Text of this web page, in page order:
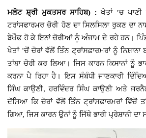
Giddarbaha
Railway Time Table
Lambi
Sri Muktsar Sahib News
Punjab
ਮਲੋਟ ਸ਼੍ਰੀ ਮੁਕਤਸਰ ਸਾਹਿਬ) : ਖੇਤਾਂ ’ਚ ਪਾਣੀ
ਟਰਾਂਸਫਾਰਮਰ ਚੋਰੀ ਹੋਣ ਦਾ ਸਿਲਸਿਲਾ ਰੁਕਣ ਦਾ
ਬੇਖੌਫ ਹੋ ਕੇ ਇਨਾਂ ਚੋਰੀਆਂ ਨੂੰ ਅੰਜਾਮ ਦੇ ਰਹੇ ਹਨ।
ਖੇਤਾਂ ’ਚੋਂ ਚੋਰਾਂ ਵੱਲੋਂ ਤਿੰਨ ਟ੍ਰਾਂਸਫ਼ਾਰਮਰਾਂ ਨੂੰ
ਤਾਂਬਾ ਚੋਰੀ ਕਰ ਲਿਆ। ਜਿਸ ਕਾਰਨ ਕਿਸਾਨਾਂ ਨੂੰ
ਕਰਨਾ ਪੈ ਰਿਹਾ ਹੈ। ਇਸ ਸੰਬੰਧੀ ਜਾਣਕਾਰੀ
ਸਿੰਘ ਕਾਉਣੀ,ਹਰਵਿੰਦਰ ਸਿੰਘ ਕਾਉਣੀ ਅਤੇ
ਦੱਸਿਆ ਕਿ ਚੋਰਾਂ ਵੱਲੋਂ ਤਿੰਨ ਟ੍ਰਾਂਸਫ਼ਾਰਮਰਾਂ ਵਿੱਚੋਂ
ਗਿਆ, ਜਿਸ ਕਾਰਨ ਉਨਾਂ ਨੂੰ ਜਿੱਥੇ ਭਾਰੀ ਪ੍ਰੇਸ਼ਾਨੀ ਦਾ